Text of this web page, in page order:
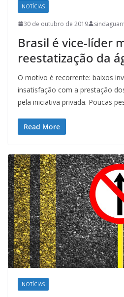
NOTÍCIAS
30 de outubro de 2019
Brasil é vice-líder
reestatização da
O motivo é recorrente: baixos
insatisfação com a prestação
pela iniciativa privada. Poucas
Read More
NOTÍCIAS